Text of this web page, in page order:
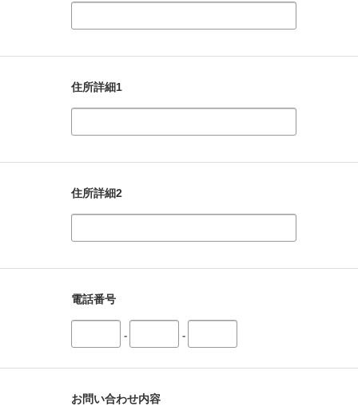
住所詳細1
住所詳細2
電話番号
- -
お問い合わせ内容